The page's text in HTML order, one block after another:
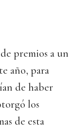
premios a un
año, para
de haber
los
de esta